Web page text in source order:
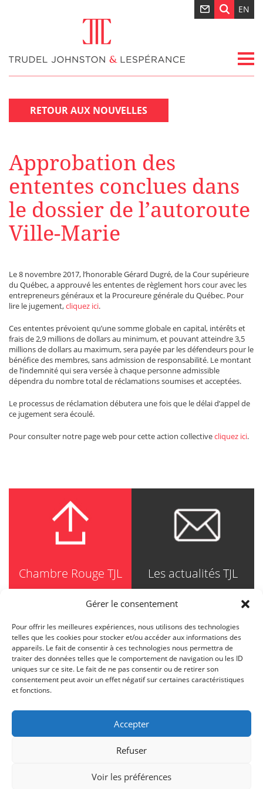
Gérer le consentement
Pour offrir les meilleures expériences, nous utilisons des technologies
telles que les cookies pour stocker et/ou accéder aux informations des
appareils. Le fait de consentir à ces technologies nous permettra de
traiter des données telles que le comportement de navigation ou les ID
uniques sur ce site. Le fait de ne pas consentir ou de retirer son
consentement peut avoir un effet négatif sur certaines caractéristiques
et fonctions.
Accepter
Refuser
Voir les préférences
EN
RETOUR AUX NOUVELLES
Approbation des
ententes conclues dans
le dossier de l’autoroute
Ville-Marie
Le 8 novembre 2017, l’honorable Gérard Dugré, de la Cour supérieure
du Québec, a approuvé les ententes de règlement hors cour avec les
entrepreneurs généraux et la Procureure générale du Québec. Pour
lire le jugement,cliquez ici.
Ces ententes prévoient qu’une somme globale en capital, intérêts et
frais de 2,9 millions de dollars au minimum, et pouvant atteindre 3,5
millions de dollars au maximum, sera payée par les défendeurs pour le
bénéfice des membres, sans admission de responsabilité. Le montant
de l’indemnité qui sera versée à chaque personne admissible
dépendra du nombre total de réclamations soumises et acceptées.
Le processus de réclamation débutera une fois que le délai d’appel de
ce jugement sera écoulé.
Pour consulter notre page web pour cette action collectivecliquez ici.
Chambre Rouge TJL Les actualités TJL
TRUDEL JOHNSTON & LESPÉRANCE
Avocats / Barristers & Solicitors
750, Côte de la Place d'Armes, Suite 90
Montréal (Quebec) H2Y 2X8
T514 871-8385
1-844-588-8385
info@tjl.quebec